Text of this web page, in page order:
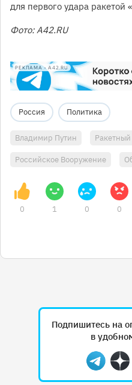
для первого удара ракетой
Фото: А42.RU
РЕКЛАМА • A42.RU
Россия Политика
Владимир Путин
Российское Вооружение
0 1 0 0
Подпишитесь на
в